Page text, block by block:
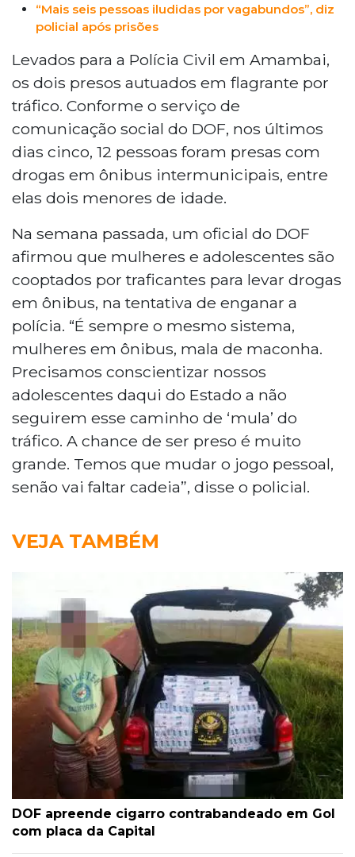
“Mais seis pessoas iludidas por vagabundos”, diz
policial após prisões
Levados para a Polícia Civil em Amambai,
os dois presos autuados em flagrante por
tráfico. Conforme o serviço de
comunicação social do DOF, nos últimos
dias cinco, 12 pessoas foram presas com
drogas em ônibus intermunicipais, entre
elas dois menores de idade.
Na semana passada, um oficial do DOF
afirmou que mulheres e adolescentes são
cooptados por traficantes para levar drogas
em ônibus, na tentativa de enganar a
polícia. “É sempre o mesmo sistema,
mulheres em ônibus, mala de maconha.
Precisamos conscientizar nossos
adolescentes daqui do Estado a não
seguirem esse caminho de ‘mula’ do
tráfico. A chance de ser preso é muito
grande. Temos que mudar o jogo pessoal,
senão vai faltar cadeia”, disse o policial.
VEJA TAMBÉM
DOF apreende cigarro contrabandeado em Gol
com placa da Capital